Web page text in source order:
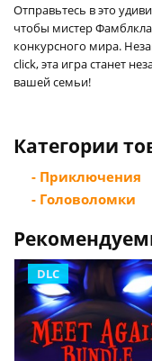
Отправьтесь в это
чтобы мистер
конкурсного мира.
click, эта игра станет
вашей семьи!
Категории
- Приключения
- Головоломки
DLC